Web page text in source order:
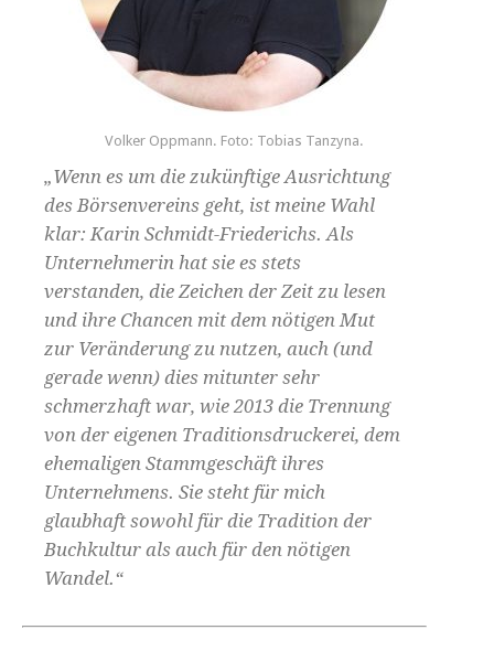
Volker Oppmann. Foto: Tobias Tanzyna.
„Wenn es um die zukünftige Ausrichtung
des Börsenvereins geht, ist meine Wahl
klar: Karin Schmidt-Friederichs. Als
Unternehmerin hat sie es stets
verstanden, die Zeichen der Zeit zu lesen
und ihre Chancen mit dem nötigen Mut
zur Veränderung zu nutzen, auch (und
gerade wenn) dies mitunter sehr
schmerzhaft war, wie 2013 die Trennung
von der eigenen Traditionsdruckerei, dem
ehemaligen Stammgeschäft ihres
Unternehmens. Sie steht für mich
glaubhaft sowohl für die Tradition der
Buchkultur als auch für den nötigen
Wandel.“